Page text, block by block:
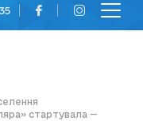
стартувала —